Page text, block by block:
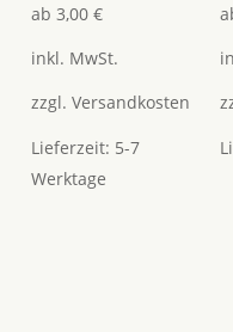
Bewertet
mit
von 5
ab 3,00 €
inkl. MwSt.
zzgl. Versandkosten
Lieferzeit: 5-7
Werktage